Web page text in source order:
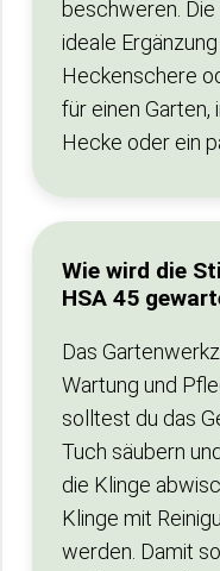
beschweren.
ideale
Heckenschere
für einen Garten,
Hecke oder ein
Wie wird die
HSA 45
Das
Wartung und
solltest du das
Tuch säubern
die Klinge
Klinge mit
werden. Damit